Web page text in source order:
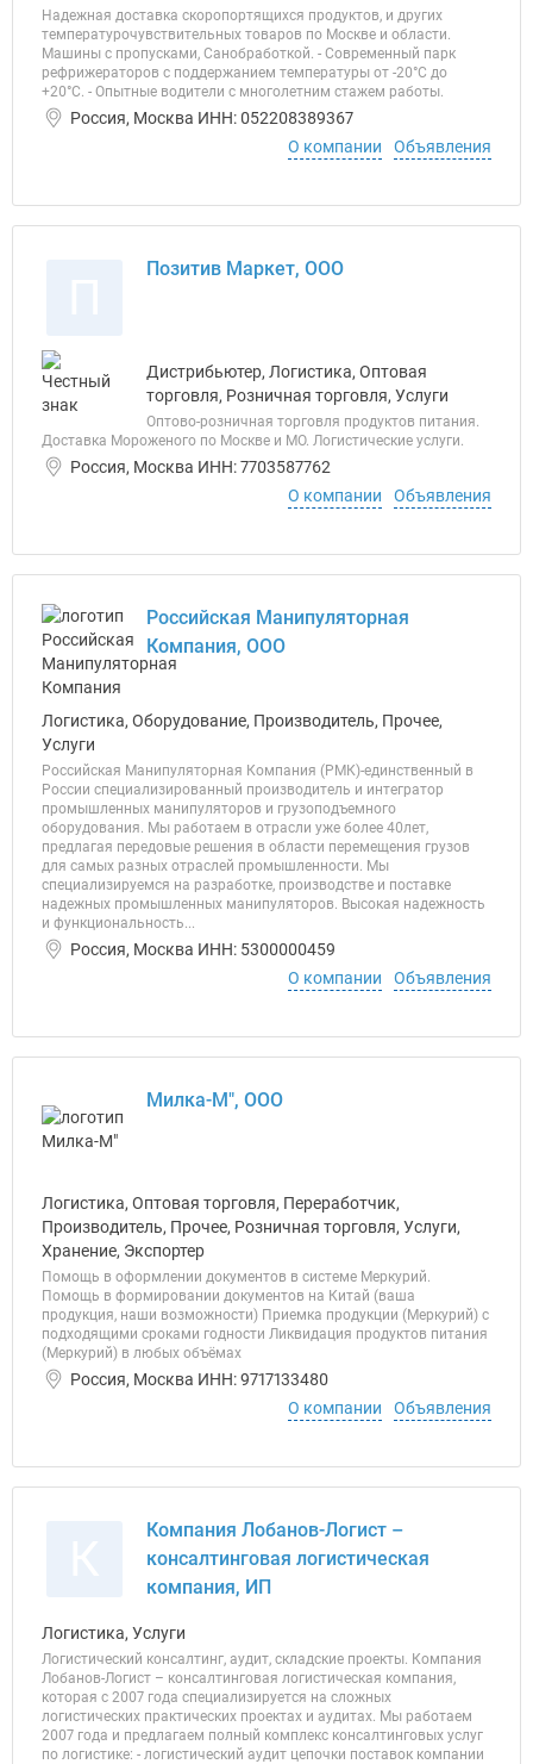
Надежная доставка скоропортящихся продуктов, и других
температурочувствительных товаров по Москве и области.
Машины с пропусками, Санобработкой. - Современный парк
рефрижераторов с поддержанием температуры от -20°С до
+20°С. - Опытные водители с многолетним стажем работы.
Россия, Москва ИНН: 052208389367
О компании
Объявления
Позитив Маркет, ООО
Дистрибьютер, Логистика, Оптовая
торговля, Розничная торговля, Услуги
Оптово-розничная торговля продуктов питания.
Доставка Мороженого по Москве и МО. Логистические услуги.
Россия, Москва ИНН: 7703587762
О компании
Объявления
Российская Манипуляторная
Компания, ООО
Логистика, Оборудование, Производитель, Прочее,
Услуги
Российская Манипуляторная Компания (РМК)-единственный в
России специализированный производитель и интегратор
промышленных манипуляторов и грузоподъемного
оборудования. Мы работаем в отрасли уже более 40лет,
предлагая передовые решения в области перемещения грузов
для самых разных отраслей промышленности. Мы
специализируемся на разработке, производстве и поставке
надежных промышленных манипуляторов. Высокая надежность
и функциональность...
Россия, Москва ИНН: 5300000459
О компании
Объявления
Милка-М", ООО
Логистика, Оптовая торговля, Переработчик,
Производитель, Прочее, Розничная торговля, Услуги,
Хранение, Экспортер
Помощь в оформлении документов в системе Меркурий.
Помощь в формировании документов на Китай (ваша
продукция, наши возможности) Приемка продукции (Меркурий) с
подходящими сроками годности Ликвидация продуктов питания
(Меркурий) в любых объёмах
Россия, Москва ИНН: 9717133480
О компании
Объявления
Компания Лобанов-Логист –
консалтинговая логистическая
компания, ИП
Логистика, Услуги
Логистический консалтинг, аудит, складские проекты. Компания
Лобанов-Логист – консалтинговая логистическая компания,
которая с 2007 года специализируется на сложных
логистических практических проектах и аудитах. Мы работаем
2007 года и предлагаем полный комплекс консалтинговых услуг
по логистике: - логистический аудит цепочки поставок компании